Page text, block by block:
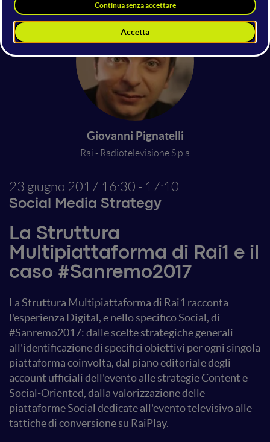
Giovanni Pignatelli
Rai - Radiotelevisione S.p.a
23 giugno 2017 16:30 - 17:10
Social Media Strategy
La Struttura
Multipiattaforma di Rai1 e il
caso #Sanremo2017
La Struttura Multipiattaforma di Rai1 racconta
l'esperienza Digital, e nello specifico Social, di
#Sanremo2017: dalle scelte strategiche generali
all'identificazione di specifici obiettivi per ogni singola
piattaforma coinvolta, dal piano editoriale degli
account ufficiali dell'evento alle strategie Content e
Social-Oriented, dalla valorizzazione delle
piattaforme Social dedicate all'evento televisivo alle
tattiche di conversione su RaiPlay.